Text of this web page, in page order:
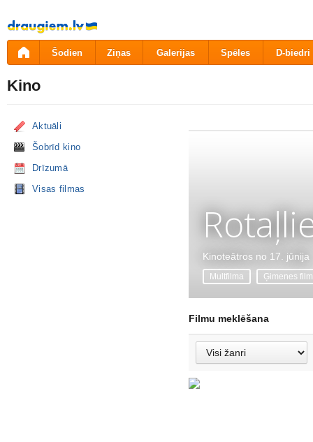
Pāriet
uz
saturu
Šodien Ziņas Galerijas Spēles D-biedri
Kino
Aktuāli
Šobrīd kino
Drīzumā
Visas filmas
Kinoteātros no 17. jūnija
Multfilma Ģimenes
Filmu meklēšana